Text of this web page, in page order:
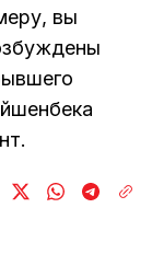
вы